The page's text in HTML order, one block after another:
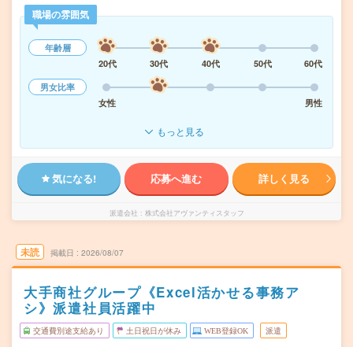
職場の雰囲気
年齢層
20代
30代 40代 50代
60代
男女比率
女性
男性
もっと見る
気になる! 応募へ進む 詳しく見る
派遣会社 株式会社アヴァンティスタッフ
未読 掲載日 2026/08/07
大手商社グループ《Excel活かせる事務ア
シ》派遣社員活躍中
交通費別途支給あり 土日祝日が休み WEB登録OK 派遣